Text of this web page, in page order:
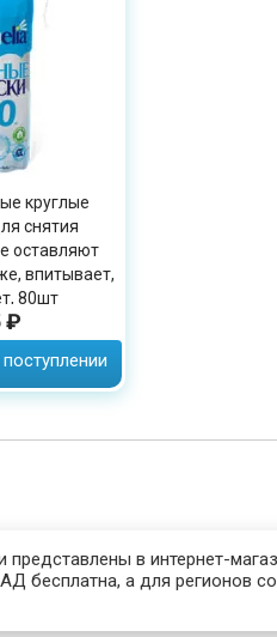
круглые
снятия
оставляют
впитывает,
80шт
₽
представлены в интернет-
бесплатна, а для регионов